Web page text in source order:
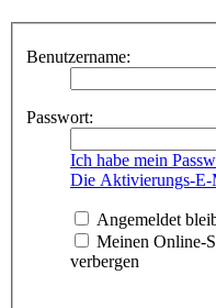
Benutzername:
Passwort:
Ich habe mein
Die Aktivierungs-E-
Angemeldet
Meinen Online-
verbergen